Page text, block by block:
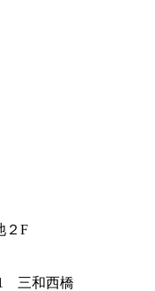
２F
三和西橋